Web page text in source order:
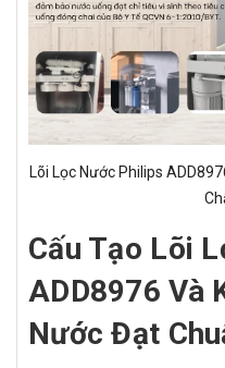
Lõi Lọc Nước Philips
Cấu Tạo Lõi
ADD8976 Và
Nước Đạt